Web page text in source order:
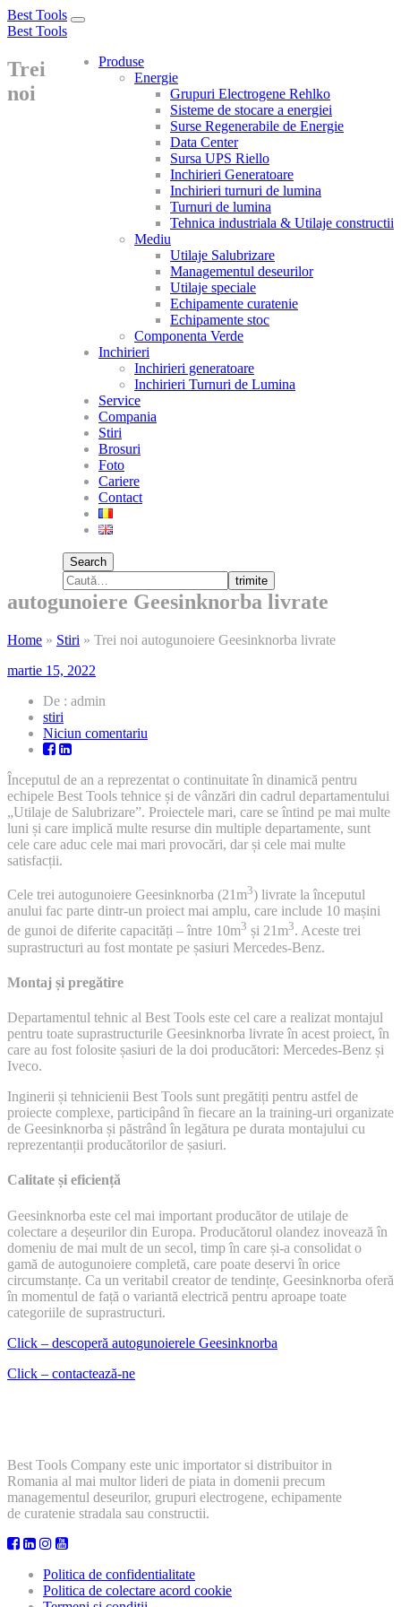
Best Tools
Toggle
Best Tools
Produse
Energie
Grupuri Electrogene Rehlko
Sisteme de stocare a energiei
Surse Regenerabile de Energie
Data Center
Sursa UPS Riello
Inchirieri Generatoare
Inchirieri turnuri de lumina
Turnuri de lumina
Tehnica industriala & Utilaje constructii
Mediu
Utilaje Salubrizare
Managementul deseurilor
Utilaje speciale
Echipamente curatenie
Echipamente stoc
Componenta Verde
Inchirieri
Inchirieri generatoare
Inchirieri Turnuri de Lumina
Service
Compania
Stiri
Brosuri
Foto
Cariere
Contact
Search
trimite
Trei
noi
autogunoiere Geesinknorba livrate
Home » Stiri » Trei noi autogunoiere Geesinknorba livrate
martie 15, 2022
De : admin
stiri
Niciun comentariu
autogunoiere
Geesinknorba
livrate
Începutul de an a reprezentat o continuitate în dinamică pentru
echipele Best Tools tehnice și de vânzări din cadrul departamentului
„Utilaje de Salubrizare”. Proiectele mari, care se întind pe mai multe
luni și care implică multe resurse din multiple departamente, sunt
cele care aduc cele mai mari provocări, dar și cele mai multe
satisfacții.
Cele trei autogunoiere Geesinknorba (21m3) livrate la începutul
anului fac parte dintr-un proiect mai amplu, care include 10 mașini
de gunoi de diferite capacități – între 10m3 și 21m3. Aceste trei
suprastructuri au fost montate pe șasiuri Mercedes-Benz.
Montaj și pregătire
Departamentul tehnic al Best Tools este cel care a realizat montajul
pentru toate suprastructurile Geesinknorba livrate în acest proiect, în
care au fost folosite șasiuri de la doi producători: Mercedes-Benz și
Iveco.
Inginerii și tehnicienii Best Tools sunt pregătiți pentru astfel de
proiecte complexe, participând în fiecare an la training-uri organizate
de Geesinknorba și păstrând în legătura pe durata montajului cu
reprezentanții producătorilor de șasiuri.
Calitate și eficiență
Geesinknorba este cel mai important producător de utilaje de
colectare a deșeurilor din Europa. Producătorul olandez inovează în
domeniu de mai mult de un secol, timp în care și-a consolidat o
gamă de autogunoiere completă, care poate deservi în orice
circumstanțe. Ca un veritabil creator de tendințe, Geesinknorba oferă
în momentul de față o variantă electrică pentru aproape toate
categoriile de suprastructuri.
Click – descoperă autogunoierele Geesinknorba
Click – contactează-ne
Best Tools Company este unic importator si distribuitor in
Romania al mai multor lideri de piata in domenii precum
managementul deseurilor, grupuri electrogene, echipamente
de curatenie stradala sau constructii.
Politica de confidentialitate
Politica de colectare acord cookie